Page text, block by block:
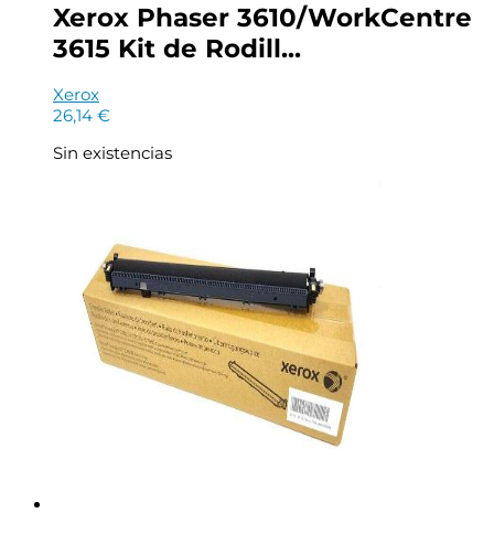
Xerox Phaser 3610/WorkCentre
3615 Kit de Rodill...
Xerox
26,14 €
Sin existencias